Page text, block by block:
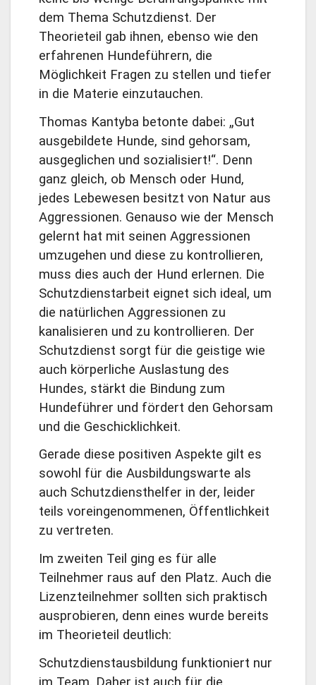
dem Thema Schutzdienst. Der
Theorieteil gab ihnen, ebenso wie den
erfahrenen Hundeführern, die
Möglichkeit Fragen zu stellen und tiefer
in die Materie einzutauchen.
Thomas Kantyba betonte dabei: „Gut
ausgebildete Hunde, sind gehorsam,
ausgeglichen und sozialisiert!“. Denn
ganz gleich, ob Mensch oder Hund,
jedes Lebewesen besitzt von Natur aus
Aggressionen. Genauso wie der Mensch
gelernt hat mit seinen Aggressionen
umzugehen und diese zu kontrollieren,
muss dies auch der Hund erlernen. Die
Schutzdienstarbeit eignet sich ideal, um
die natürlichen Aggressionen zu
kanalisieren und zu kontrollieren. Der
Schutzdienst sorgt für die geistige wie
auch körperliche Auslastung des
Hundes, stärkt die Bindung zum
Hundeführer und fördert den Gehorsam
und die Geschicklichkeit.
Gerade diese positiven Aspekte gilt es
sowohl für die Ausbildungswarte als
auch Schutzdiensthelfer in der, leider
teils voreingenommenen, Öffentlichkeit
zu vertreten.
Im zweiten Teil ging es für alle
Teilnehmer raus auf den Platz. Auch die
Lizenzteilnehmer sollten sich praktisch
ausprobieren, denn eines wurde bereits
im Theorieteil deutlich:
Schutzdienstausbildung funktioniert nur